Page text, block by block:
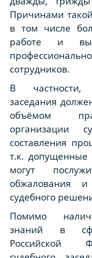
Причинами
в том числе
работе и
сотрудников.
В частности,
заседания
объёмом
организации
составления
т.к.
могут
обжалования
судебного
Помимо
знаний в
Российской